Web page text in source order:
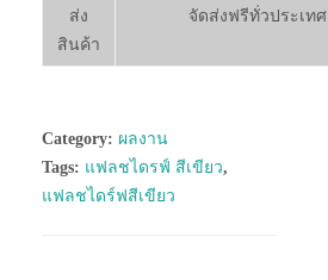
ส่ง
สินค้า
จัดส่งฟรีทั่วประเทศ
Category: ผลงาน
Tags: แฟลชไดรฟ์ สีเขียว,
แฟลชไดร์ฟสีเขียว